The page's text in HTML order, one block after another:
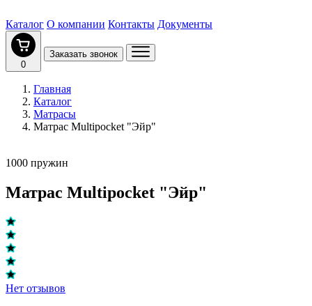
Каталог О компании Контакты Документы
0
Заказать звонок
Главная
Каталог
Матрасы
Матрас Multipocket "Эйр"
1000 пружин
Матрас Multipocket "Эйр"
Нет отзывов